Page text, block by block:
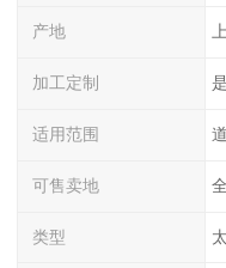
产地
加工定制
适用范围
可售卖地
类型